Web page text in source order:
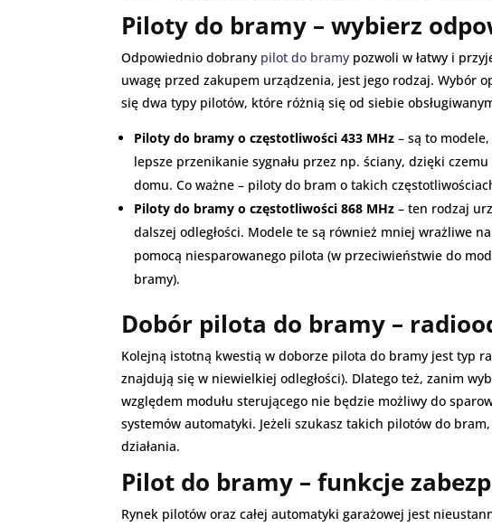
Piloty do bramy – wybierz
Odpowiednio dobrany pilot do bramy pozwoli w łatwy i
uwagę przed zakupem urządzenia, jest jego rodzaj. Wybór
się dwa typy pilotów, które różnią się od siebie
Piloty do bramy o częstotliwości 433 MHz – są to
lepsze przenikanie sygnału przez np. ściany, dzięki
domu. Co ważne – piloty do bram o takich
Piloty do bramy o częstotliwości 868 MHz – ten rodzaj
dalszej odległości. Modele te są również mniej wrażliwe
pomocą niesparowanego pilota (w przeciwieństwie do
bramy).
Dobór pilota do bramy –
Kolejną istotną kwestią w doborze pilota do bramy jest typ
znajdują się w niewielkiej odległości). Dlatego też, zanim
względem modułu sterującego nie będzie możliwy do
systemów automatyki. Jeżeli szukasz takich pilotów do
działania.
Pilot do bramy – funkcje
Rynek pilotów oraz całej automatyki garażowej jest